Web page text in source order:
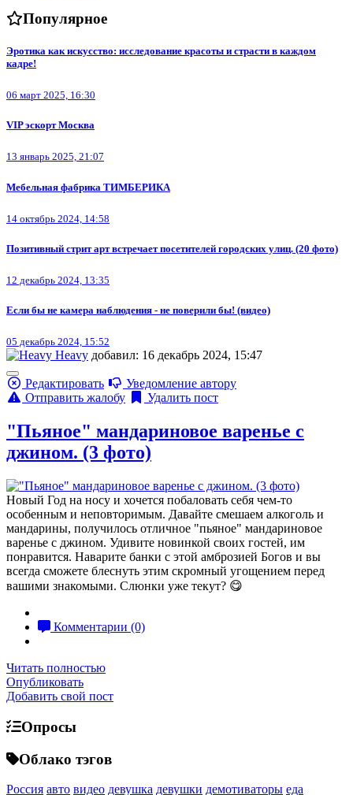
Популярное
Эротика как искусство: исследование красоты и страсти в каждом
кадре!
06 март 2025, 16:30
VIP эскорт Москва
13 январь 2025, 21:07
Мебельная фабрика ТИМБЕРИКА
14 октябрь 2024, 14:58
Позитивный стрит арт встречает посетителей городских улиц. (20 фото)
12 декабрь 2024, 13:35
Если бы не камера наблюдения - не поверили бы! (видео)
05 декабрь 2024, 15:52
Heavy добавил: 16 декабрь 2024, 15:47
Редактировать
Уведомление автору
Отправить жалобу
Удалить пост
"Пьяное" мандариновое варенье с
джином. (3 фото)
Новый Год на носу и хочется побаловать себя чем-то
особенным и неповторимым. Давайте смешаем алкоголь и
мандарины, получилось отличное "пьяное" мандариновое
варенье с джином. Удивите новинкой своих гостей, им
понравится. Наварите банки с этой амброзией Богов и вы
всегда сможете блеснуть этим скромный угощением перед
вашими знакомыми. Слюнки уже текут? 😋
Комментарии (0)
Читать полностью
Опубликовать
Добавить свой пост
Опросы
Облако тэгов
Россия авто видео девушка девушки демотиваторы еда